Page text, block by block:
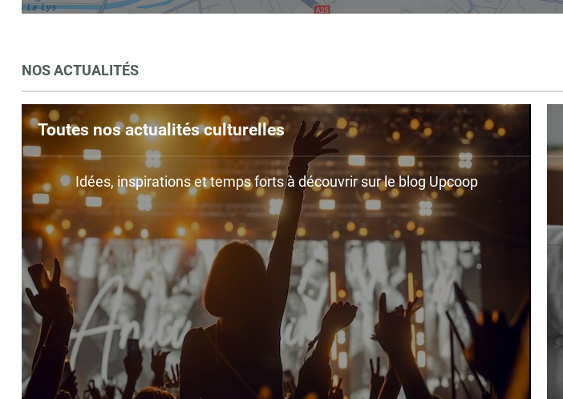
NOS ACTUALITÉS
Toutes nos actualités culturelles
Idées, inspirations et temps forts à découvrir sur le blog Upcoop